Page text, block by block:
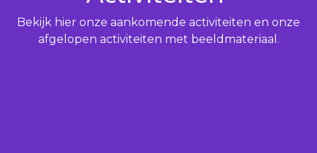
Bekijk hier onze aankomende activiteiten en onze
afgelopen activiteiten met beeldmateriaal.